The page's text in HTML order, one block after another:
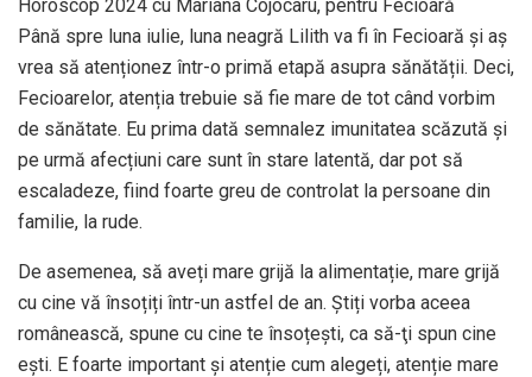
Horoscop 2024 cu Mariana Cojocaru, pentru Fecioară
Până spre luna iulie, luna neagră Lilith va fi în Fecioară și aș
vrea să atenționez într-o primă etapă asupra sănătății. Deci,
Fecioarelor, atenția trebuie să fie mare de tot când vorbim
de sănătate. Eu prima dată semnalez imunitatea scăzută și
pe urmă afecțiuni care sunt în stare latentă, dar pot să
escaladeze, fiind foarte greu de controlat la persoane din
familie, la rude.
De asemenea, să aveți mare grijă la alimentație, mare grijă
cu cine vă însoțiți într-un astfel de an. Ştiți vorba aceea
românească, spune cu cine te însoțești, ca să-ţi spun cine
ești. E foarte important și atenție cum alegeți, atenție mare